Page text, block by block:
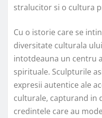
stralucitor si o cultura
Cu o istorie care se
diversitate culturala
intotdeauna un centru
spirituale. Sculpturile
expresii autentice ale
culturale, capturand in
credintele care au